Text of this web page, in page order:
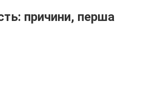
причини, перша